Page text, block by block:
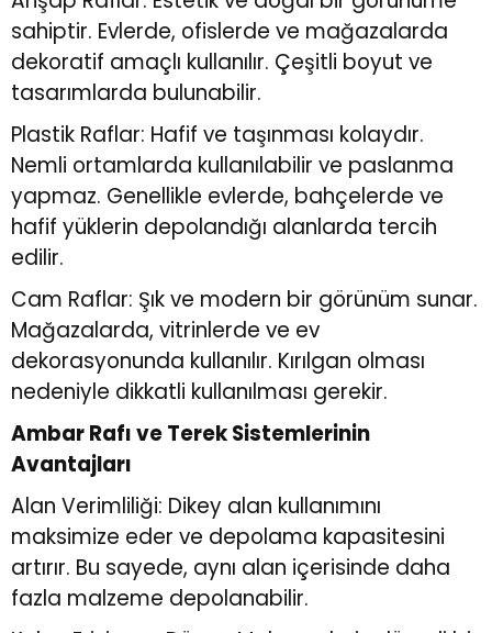
sahiptir. Evlerde, ofislerde ve mağazalarda
dekoratif amaçlı kullanılır. Çeşitli boyut ve
tasarımlarda bulunabilir.
Plastik Raflar: Hafif ve taşınması kolaydır.
Nemli ortamlarda kullanılabilir ve paslanma
yapmaz. Genellikle evlerde, bahçelerde ve
hafif yüklerin depolandığı alanlarda tercih
edilir.
Cam Raflar: Şık ve modern bir görünüm sunar.
Mağazalarda, vitrinlerde ve ev
dekorasyonunda kullanılır. Kırılgan olması
nedeniyle dikkatli kullanılması gerekir.
Ambar Rafı ve Terek Sistemlerinin
Avantajları
Alan Verimliliği: Dikey alan kullanımını
maksimize eder ve depolama kapasitesini
artırır. Bu sayede, aynı alan içerisinde daha
fazla malzeme depolanabilir.